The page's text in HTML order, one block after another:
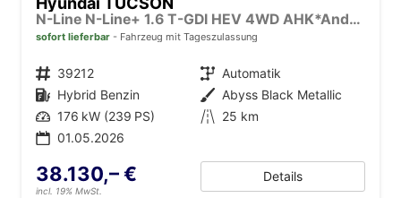
N-Line N-Line+ 1.6 T-GDI HEV 4WD AHK*Android Auto*HUD*Navi*SHZ*Matrix*KRELL*3Z Klimaauto*Kamera*Keyless*E-Heck
sofort lieferbar Fahrzeug mit Tageszulassung
Fahrzeugnr. 39212 Getriebe Automatik
Kraftstoff Hybrid Benzin Außenfarbe Abyss Black Metallic
Leistung 176 kW (239 PS) Kilometerstand 25 km
01.05.2026
38.130,– €
incl. 19% MwSt.
Details